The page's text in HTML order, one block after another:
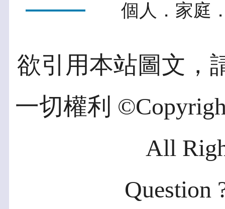
個人．家庭
欲引用本站圖文，
一切權利
All
Question